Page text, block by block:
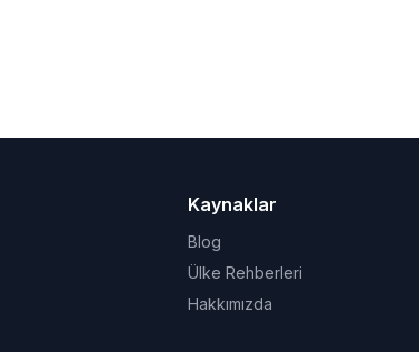
Kaynaklar
Blog
Ülke Rehberleri
Hakkımızda